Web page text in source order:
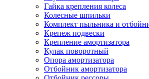
Гайка крепления колеса
Колесные шпильки
Комплект пыльника и
Крепеж подвески
Крепление амортизатора
Кулак поворотный
Опора амортизатора
Отбойник амортизатора